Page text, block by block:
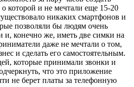
которой и не мечтали еще 15-20
никаких смартфонов и
позволяли бы людям очень
и, конечно же, иметь две симки на
даже не мечтали о том,
и сделать его самостоятельным.
которые принимали звонки и
что это приложение
не берет платы за телефонную